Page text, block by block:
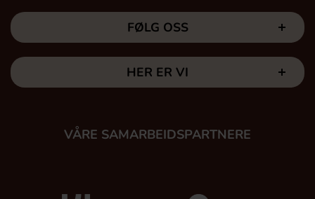
FØLG OSS
HER ER VI
VÅRE SAMARBEIDSPARTNERE